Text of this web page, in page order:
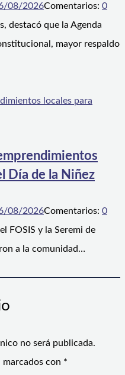
08/2026Comentarios: 0
destacó que la Agenda
mayor respaldo
Día de la Niñez
08/2026Comentarios: 0
FOSIS y la Seremi de
a la comunidad…
no será publicada.
marcados con *